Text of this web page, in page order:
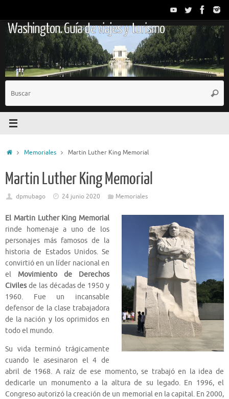
contenido
Washington. Guía de viajes y turismo
InicioMemoriales Martin Luther King Memorial
Martin Luther King Memorial
dpmubago 24 junio 2020 Memoriales
El Martin Luther King Memorial
rinde homenaje a uno de los
personajes más famosos de la
historia de Estados Unidos. Se
convirtió en un líder nacional en
el Movimiento de Derechos
Civilesde las décadas de 1950 y
1960. Fue un incansable
defensor de la clase trabajadora
de la nación y los oprimidos en
todo el mundo.
Su vida terminó trágicamente
cuando le asesinaron el 4 de
abril de 1968. A raíz de ese momento, se trabajó en la idea de
dedicarle un monumento a la altura de su legado. En 1996, el
Congreso autorizó la creación de un memorial en la capital. En 2000,